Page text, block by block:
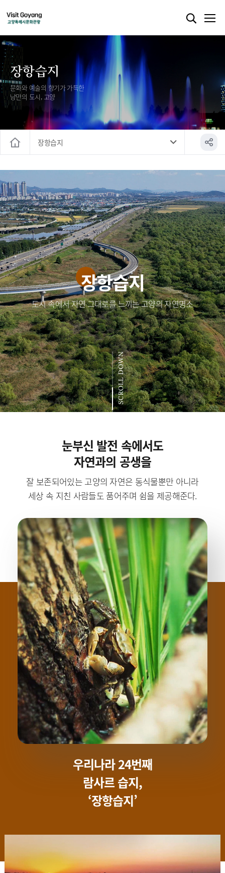
장항습지
문화와 예술의 향기가 가득한
낭만의 도시, 고양
장항습지
장항습지
도시 속에서 자연 그대로를 느끼는 고양의 자연명소
SCROLL DOWN
눈부신 발전 속에서도
자연과의 공생을
잘 보존되어있는 고양의 자연은 동식물뿐만 아니라
세상 속 지친 사람들도 품어주며 쉼을 제공해준다.
우리나라 24번째
람사르 습지,
‘장항습지’